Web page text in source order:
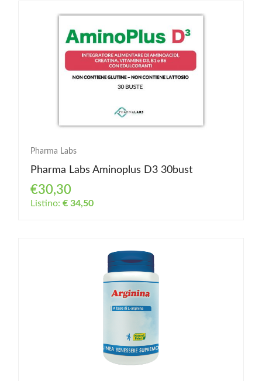
Pharma Labs
Pharma Labs Aminoplus D3 30bust
€30,30
Listino: € 34,50